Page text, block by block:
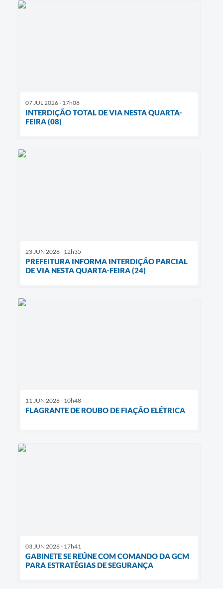
07 JUL 2026 - 17h08
INTERDIÇÃO TOTAL DE VIA NESTA QUARTA-
FEIRA (08)
23 JUN 2026 - 12h35
PREFEITURA INFORMA INTERDIÇÃO PARCIAL
DE VIA NESTA QUARTA-FEIRA (24)
11 JUN 2026 - 10h48
FLAGRANTE DE ROUBO DE FIAÇÃO ELÉTRICA
03 JUN 2026 - 17h41
GABINETE SE REÚNE COM COMANDO DA GCM
PARA ESTRATÉGIAS DE SEGURANÇA